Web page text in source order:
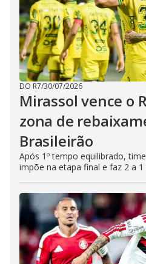
DO R7/30/07/2026
Mirassol vence o
zona de
Brasileirão
Após 1º tempo equilibrado,
impõe na etapa final e faz 2 a